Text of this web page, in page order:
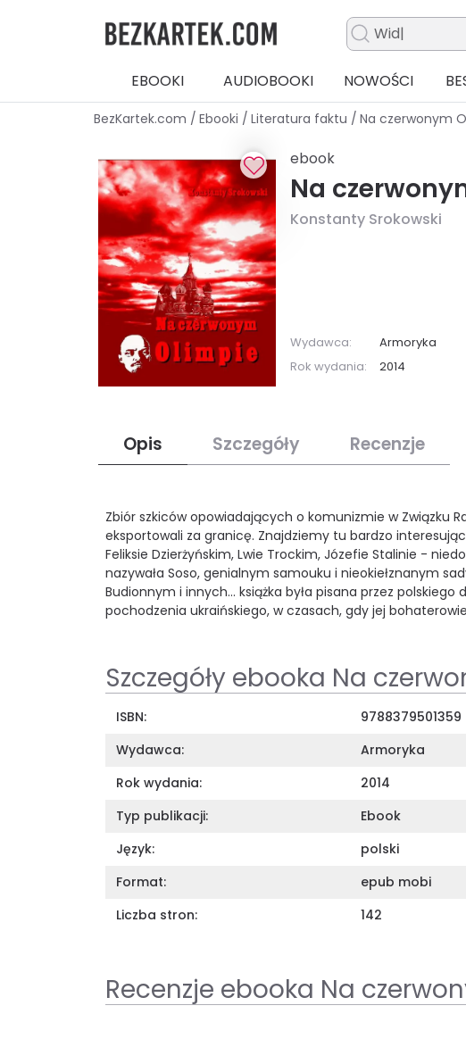
EBOOKI AUDIOBOOKI NOWOŚCI
BezKartek.com / Ebooki / Literatura faktu / Na czerwonym
ebook
Na
Konstanty Srokowski
Wydawca:
Armoryka
Rok wydania:
2014
Opis Szczegóły Recenzje
Zbiór szkiców opowiadających o komunizmie w Związku
eksportowali za granicę. Znajdziemy tu bardzo
Feliksie Dzierżyńskim, Lwie Trockim, Józefie Stalinie -
nazywała Soso, genialnym samouku i nieokiełznanym
Budionnym i innych... książka była pisana przez
pochodzenia ukraińskiego, w czasach, gdy jej
Szczegóły ebooka Na
ISBN:
9788379501359
Wydawca:
Armoryka
Rok wydania:
2014
Typ publikacji:
Ebook
Język:
polski
Format:
epub mobi
Liczba stron:
142
Recenzje ebooka Na